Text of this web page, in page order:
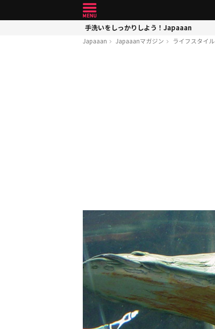
手洗いをしっかりしよう！Japaaan
Japaaan Japaaanマガジン ライフスタイル